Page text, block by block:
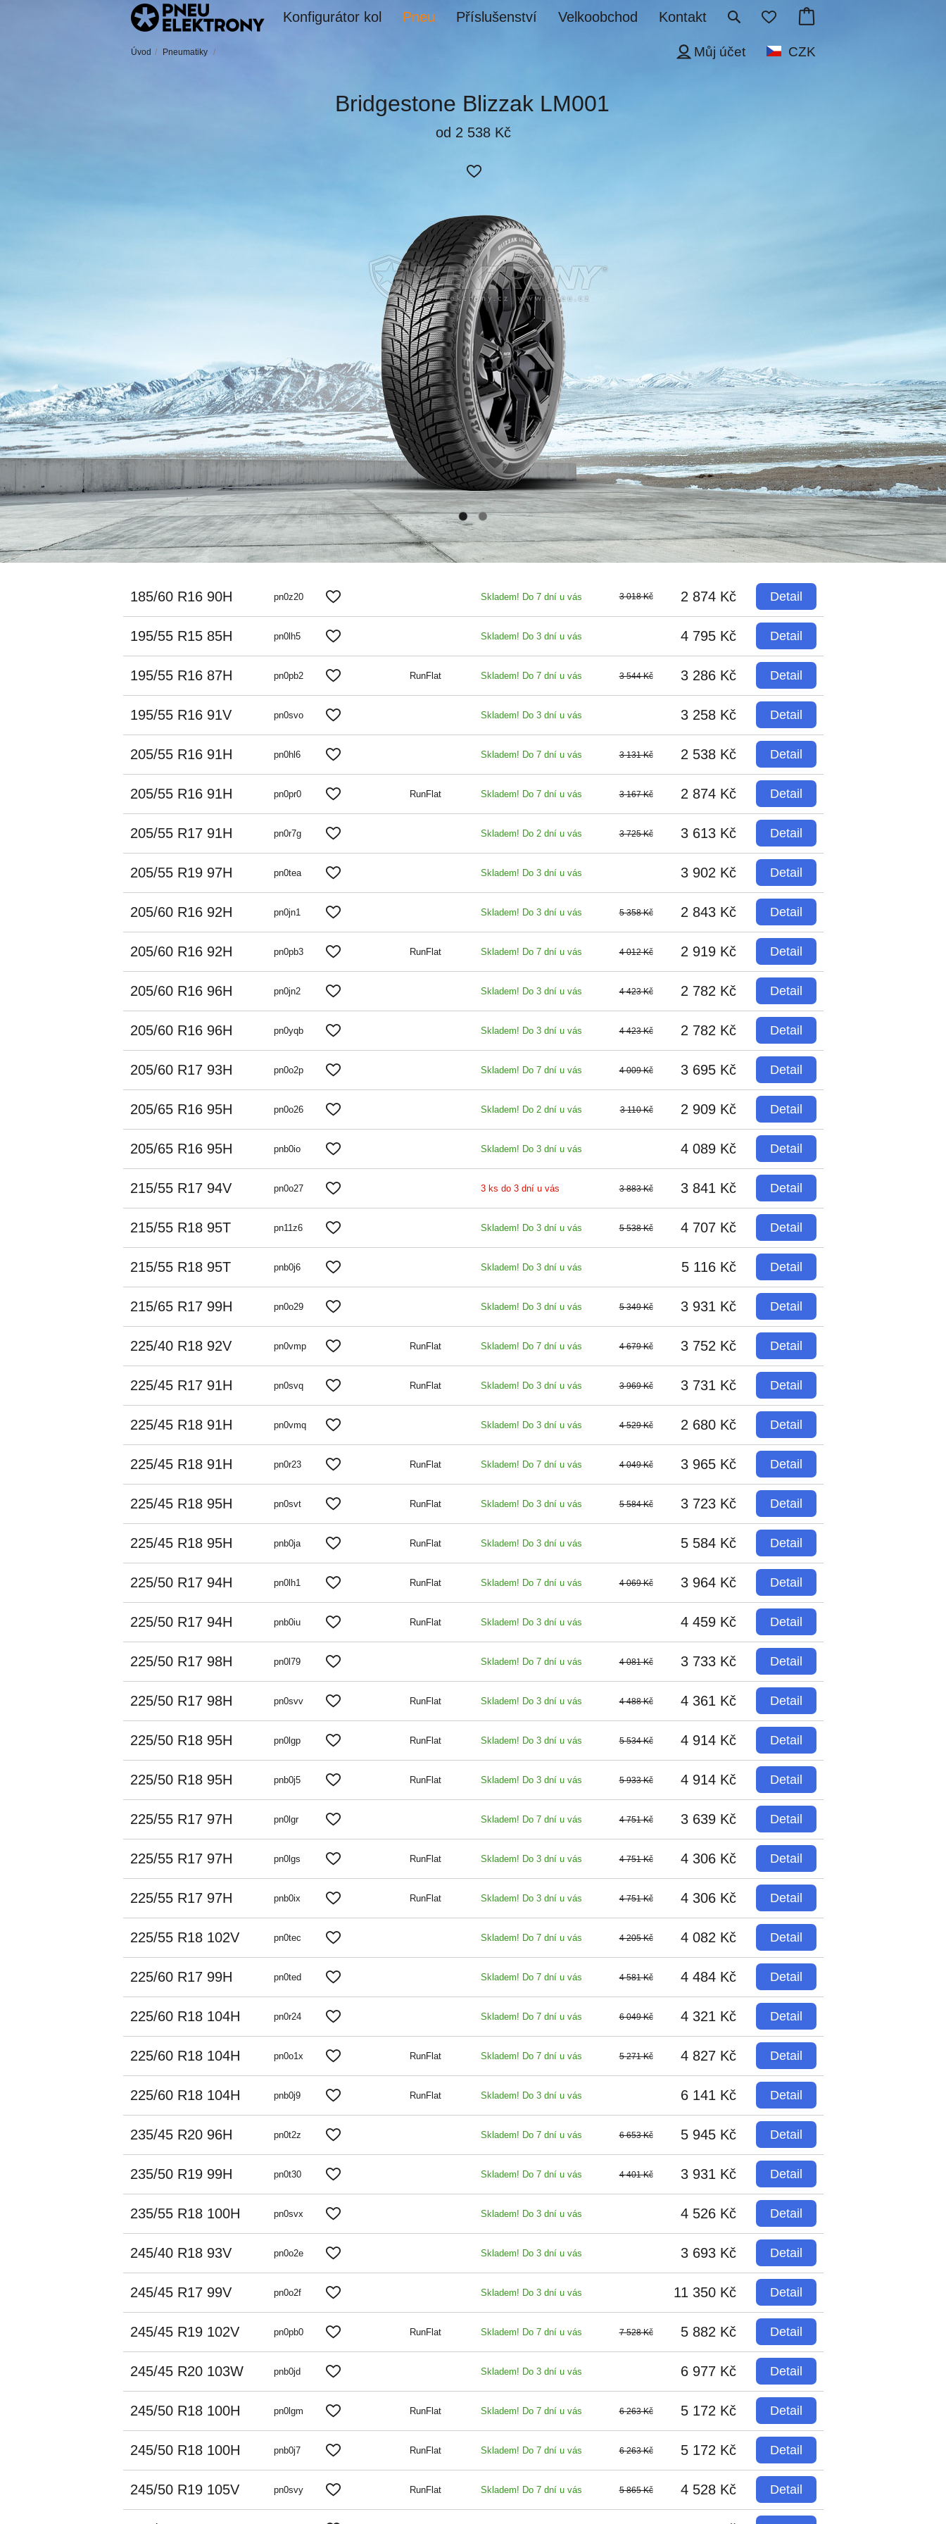
Kontakt
Velkoobchod
Příslušenství
Pneu
Konfigurátor kol
Úvod / Pneumatiky / CZK
Můj účet
Bridgestone Blizzak LM001
od 2 538 Kč
185/60 R16 90H pn0z20 Skladem! Do 7 dní u vás 3 018 Kč 2 874 Kč Detail
195/55 R15 85H pn0lh5 Skladem! Do 3 dní u vás 4 795 Kč Detail
195/55 R16 87H pn0pb2 RunFlat Skladem! Do 7 dní u vás 3 544 Kč 3 286 Kč Detail
195/55 R16 91V pn0svo Skladem! Do 3 dní u vás 3 258 Kč Detail
205/55 R16 91H pn0hl6 Skladem! Do 7 dní u vás 3 131 Kč 2 538 Kč Detail
205/55 R16 91H pn0pr0 RunFlat Skladem! Do 7 dní u vás 3 167 Kč 2 874 Kč Detail
205/55 R17 91H pn0r7g Skladem! Do 2 dní u vás 3 725 Kč 3 613 Kč Detail
205/55 R19 97H pn0tea Skladem! Do 3 dní u vás 3 902 Kč Detail
205/60 R16 92H pn0jn1 Skladem! Do 3 dní u vás 5 358 Kč 2 843 Kč Detail
205/60 R16 92H pn0pb3 RunFlat Skladem! Do 7 dní u vás 4 012 Kč 2 919 Kč Detail
205/60 R16 96H pn0jn2 Skladem! Do 3 dní u vás 4 423 Kč 2 782 Kč Detail
205/60 R16 96H pn0yqb Skladem! Do 3 dní u vás 4 423 Kč 2 782 Kč Detail
205/60 R17 93H pn0o2p Skladem! Do 7 dní u vás 4 009 Kč 3 695 Kč Detail
205/65 R16 95H pn0o26 Skladem! Do 2 dní u vás 3 110 Kč 2 909 Kč Detail
205/65 R16 95H pnb0io Skladem! Do 3 dní u vás 4 089 Kč Detail
215/55 R17 94V pn0o27 3 ks do 3 dní u vás 3 883 Kč 3 841 Kč Detail
215/55 R18 95T pn11z6 Skladem! Do 3 dní u vás 5 538 Kč 4 707 Kč Detail
215/55 R18 95T pnb0j6 Skladem! Do 3 dní u vás 5 116 Kč Detail
215/65 R17 99H pn0o29 Skladem! Do 3 dní u vás 5 349 Kč 3 931 Kč Detail
225/40 R18 92V pn0vmp RunFlat Skladem! Do 7 dní u vás 4 679 Kč 3 752 Kč Detail
225/45 R17 91H pn0svq RunFlat Skladem! Do 3 dní u vás 3 969 Kč 3 731 Kč Detail
225/45 R18 91H pn0vmq Skladem! Do 3 dní u vás 4 529 Kč 2 680 Kč Detail
225/45 R18 91H pn0r23 RunFlat Skladem! Do 7 dní u vás 4 049 Kč 3 965 Kč Detail
225/45 R18 95H pn0svt RunFlat Skladem! Do 3 dní u vás 5 584 Kč 3 723 Kč Detail
225/45 R18 95H pnb0ja RunFlat Skladem! Do 3 dní u vás 5 584 Kč Detail
225/50 R17 94H pn0lh1 RunFlat Skladem! Do 7 dní u vás 4 069 Kč 3 964 Kč Detail
225/50 R17 94H pnb0iu RunFlat Skladem! Do 3 dní u vás 4 459 Kč Detail
225/50 R17 98H pn0l79 Skladem! Do 7 dní u vás 4 081 Kč 3 733 Kč Detail
225/50 R17 98H pn0svv RunFlat Skladem! Do 3 dní u vás 4 488 Kč 4 361 Kč Detail
225/50 R18 95H pn0lgp RunFlat Skladem! Do 3 dní u vás 5 534 Kč 4 914 Kč Detail
225/50 R18 95H pnb0j5 RunFlat Skladem! Do 3 dní u vás 5 933 Kč 4 914 Kč Detail
225/55 R17 97H pn0lgr Skladem! Do 7 dní u vás 4 751 Kč 3 639 Kč Detail
225/55 R17 97H pn0lgs RunFlat Skladem! Do 3 dní u vás 4 751 Kč 4 306 Kč Detail
225/55 R17 97H pnb0ix RunFlat Skladem! Do 3 dní u vás 4 751 Kč 4 306 Kč Detail
225/55 R18 102V pn0tec Skladem! Do 7 dní u vás 4 205 Kč 4 082 Kč Detail
225/60 R17 99H pn0ted Skladem! Do 7 dní u vás 4 581 Kč 4 484 Kč Detail
225/60 R18 104H pn0r24 Skladem! Do 7 dní u vás 6 049 Kč 4 321 Kč Detail
225/60 R18 104H pn0o1x RunFlat Skladem! Do 7 dní u vás 5 271 Kč 4 827 Kč Detail
225/60 R18 104H pnb0j9 RunFlat Skladem! Do 3 dní u vás 6 141 Kč Detail
235/45 R20 96H pn0t2z Skladem! Do 7 dní u vás 6 653 Kč 5 945 Kč Detail
235/50 R19 99H pn0t30 Skladem! Do 7 dní u vás 4 401 Kč 3 931 Kč Detail
235/55 R18 100H pn0svx Skladem! Do 3 dní u vás 4 526 Kč Detail
245/40 R18 93V pn0o2e Skladem! Do 3 dní u vás 3 693 Kč Detail
245/45 R17 99V pn0o2f Skladem! Do 3 dní u vás 11 350 Kč Detail
245/45 R19 102V pn0pb0 RunFlat Skladem! Do 7 dní u vás 7 528 Kč 5 882 Kč Detail
245/45 R20 103W pnb0jd Skladem! Do 3 dní u vás 6 977 Kč Detail
245/50 R18 100H pn0lgm RunFlat Skladem! Do 7 dní u vás 6 263 Kč 5 172 Kč Detail
245/50 R18 100H pnb0j7 RunFlat Skladem! Do 7 dní u vás 6 263 Kč 5 172 Kč Detail
245/50 R19 105V pn0svy RunFlat Skladem! Do 7 dní u vás 5 865 Kč 4 528 Kč Detail